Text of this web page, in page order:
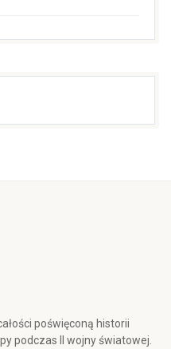
poświęconą historii
podczas II wojny światowej.